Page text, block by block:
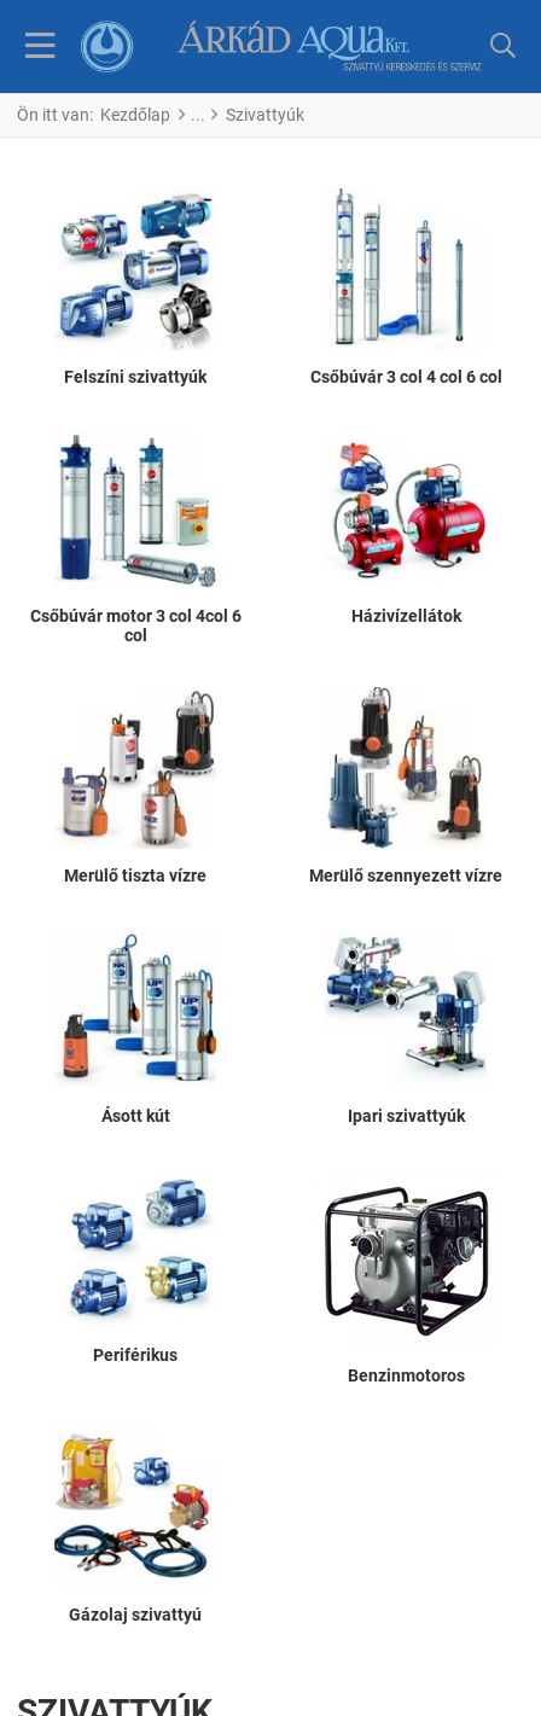
Ön itt van: Kezdőlap Szivattyúk
Felszíni szivattyúk Csőbúvár 3 col 4 col 6 col
Csőbúvár motor 3 col 4col 6
col
Házivízellátok
Merülő tiszta vízre Merülő szennyezett vízre
Ásott kút Ipari szivattyúk
Periférikus
Benzinmotoros
Gázolaj szivattyú